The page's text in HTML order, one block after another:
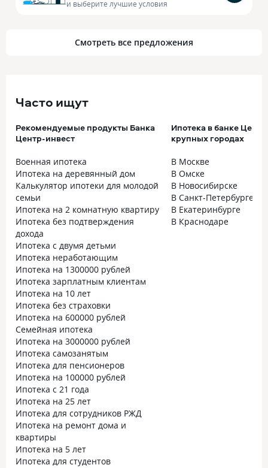
и выберите лучшие условия
Смотреть все предложения
Часто ищут
Рекомендуемые продукты Банка
Центр-инвест
Военная ипотека
Ипотека на деревянный дом
Калькулятор ипотеки для молодой
семьи
Ипотека на 2 комнатную квартиру
Ипотека без подтверждения
дохода
Ипотека с двумя детьми
Ипотека неработающим
Ипотека на 1300000 рублей
Ипотека зарплатным клиентам
Ипотека на 10 лет
Ипотека без страховки
Ипотека на 600000 рублей
Семейная ипотека
Ипотека на 3000000 рублей
Ипотека самозанятым
Ипотека для пенсионеров
Ипотека на 100000 рублей
Ипотека с 21 года
Ипотека на 25 лет
Ипотека для сотрудников РЖД
Ипотека на ремонт дома и
квартиры
Ипотека на 5 лет
Ипотека для студентов
Ипотека в банке
крупных городах
В Москве
В Омске
В Новосибирске
В Санкт-Петербурге
В Екатеринбурге
В Краснодаре